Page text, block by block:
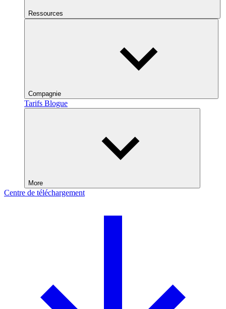
Ressources
Compagnie
Tarifs Blogue
More
Centre de téléchargement